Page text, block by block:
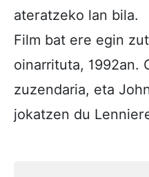
ateratzeko lan bila.
Film bat ere egin
oinarrituta, 1992an.
zuzendaria, eta
jokatzen du